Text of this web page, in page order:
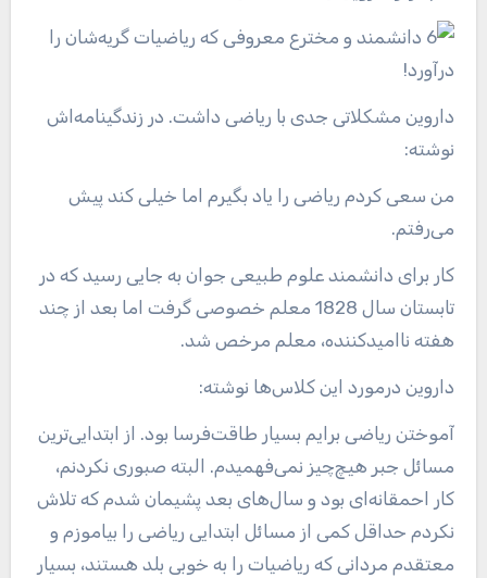
داروین مشکلاتی جدی با ریاضی داشت. در زندگینامه‌اش
نوشته:
من سعی کردم ریاضی را یاد بگیرم اما خیلی کند پیش
می‌رفتم.
کار برای دانشمند علوم طبیعی جوان به جایی رسید که در
تابستان سال 1828 معلم خصوصی گرفت اما بعد از چند
هفته ناامیدکننده، معلم مرخص شد.
داروین درمورد این کلاس‌ها نوشته:
آموختن ریاضی برایم بسیار طاقت‌فرسا بود. از ابتدایی‌ترین
مسائل جبر هیچ‌چیز نمی‌فهمیدم. البته صبوری نکردنم،
کار احمقانه‌ای بود و سال‌های بعد پشیمان شدم که تلاش
نکردم حداقل کمی از مسائل ابتدایی ریاضی را بیاموزم و
معتقدم مردانی که ریاضیات را به خوبی بلد هستند، بسیار